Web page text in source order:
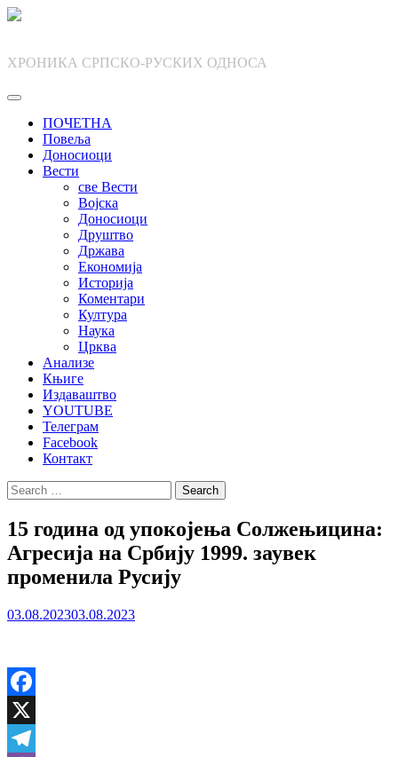
Skip
ХРОНИКА СРПСКО-РУСКИХ ОДНОСА
ПОЧЕТНА
Повеља
Доносиоци
Вести
све Вести
Војска
Доносиоци
Друштво
Држава
Економија
Историја
Коментари
Култура
Наука
Црква
Анализе
Књиге
Издаваштво
YOUTUBE
Телеграм
Facebook
Контакт
Search
for:
15 година од упокојења Солжењицина:
Агресија на Србију 1999. заувек
променила Русију
03.08.202303.08.2023
Facebook
X